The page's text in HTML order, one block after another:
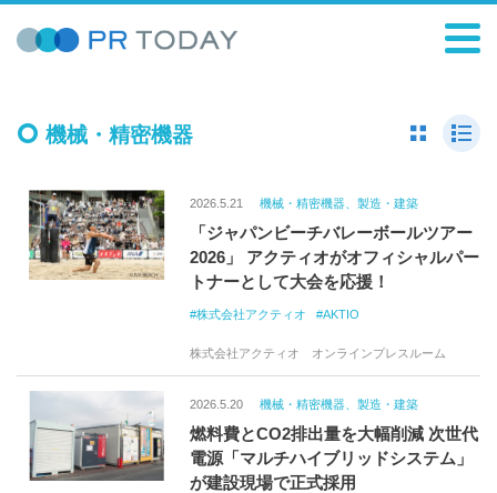
機械・精密機器
2026.5.21 機械・精密機器、製造・建築
「ジャパンビーチバレーボールツアー
2026」 アクティオがオフィシャルパー
トナーとして大会を応援！
株式会社アクティオ AKTIO
株式会社アクティオ オンラインプレスルーム
2026.5.20 機械・精密機器、製造・建築
燃料費とCO2排出量を大幅削減 次世代
電源「マルチハイブリッドシステム」
が建設現場で正式採用